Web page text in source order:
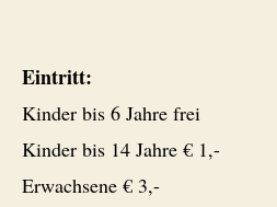
Eintritt:
Kinder bis 6 Jahre frei
Kinder bis 14 Jahre € 1,-
Erwachsene € 3,-